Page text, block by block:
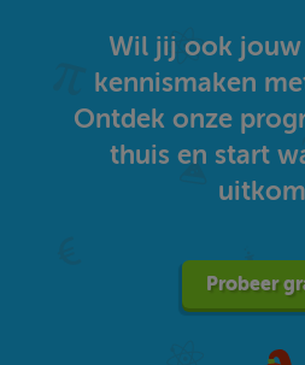
Wil jij ook
kennismaken
Ontdek onze
thuis en start
Probeer